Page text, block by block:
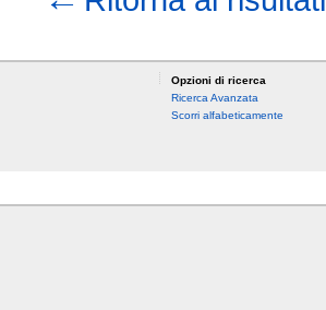
Opzioni di ricerca
Ricerca Avanzata
Scorri alfabeticamente